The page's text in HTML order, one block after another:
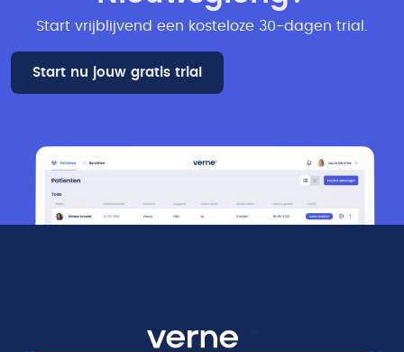
Start vrijblijvend een kosteloze 30-dagen trial​.
Start nu jouw gratis trial